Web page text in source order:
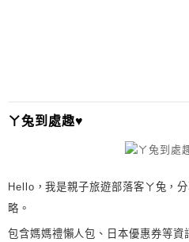
I
V
ㄚ兔到處趣♥
Hello，我是親子旅遊部落客ㄚ兔，
略。
包含媽媽禮懶人包、日本優惠券等資